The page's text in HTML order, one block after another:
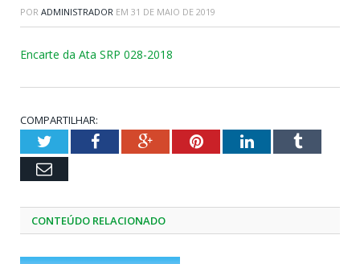
POR ADMINISTRADOR EM 31 DE MAIO DE 2019
Encarte da Ata SRP 028-2018
COMPARTILHAR:
TwitterFacebookGoogle+PinterestLinkedInTumblr
Email
CONTEÚDO RELACIONADO